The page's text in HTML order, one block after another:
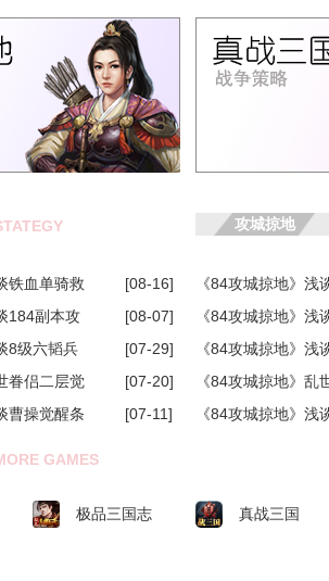
攻城掠地
铁血单骑救
[08-16]
《84攻城掠地》浅
主(中)
184副本攻
[08-07]
《84攻城掠地》浅
略
8级六韬兵
[07-29]
《84攻城掠地》浅
书升级属性(上)
眷侣二层觉
[07-20]
《84攻城掠地》乱
醒战力评估
曹操觉醒条
[07-11]
《84攻城掠地》浅
GAMES
极品三国志 真战三国